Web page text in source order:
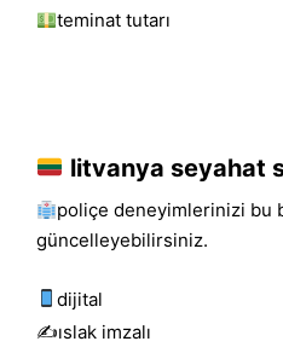
teminat tutarı
litvanya seyahat
poliçe deneyimlerinizi bu
güncelleyebilirsiniz.
dijital
✍️islak i̇mzalı